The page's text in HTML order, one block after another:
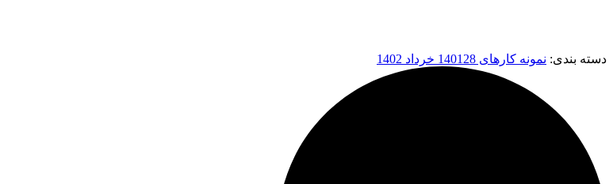
دسته بندی: نمونه کارهای 1401 28 خرداد 1402